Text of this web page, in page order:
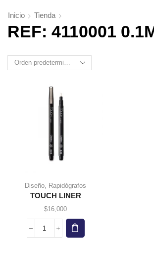
Inicio Tienda
REF: 4110001
Diseño, Rapidógrafos
TOUCH LINER
$16,000
TOUCH